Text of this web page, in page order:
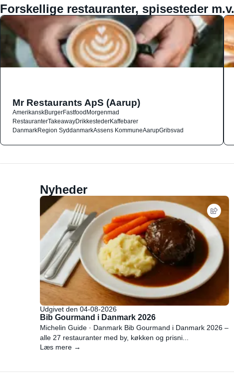
Forskellige restauranter, spisesteder m.v.
Mr Restaurants ApS (Aarup)
AmerikanskBurgerFastfoodMorgenmad
RestauranterTakeawayDrikkestederKaffebarer
DanmarkRegion SyddanmarkAssens KommuneAarupGribsvad
Nyheder
Udgivet den 04-08-2026
Bib Gourmand i Danmark 2026
Michelin Guide · Danmark Bib Gourmand i Danmark 2026 –
alle 27 restauranter med by, køkken og prisni...
Læs mere →